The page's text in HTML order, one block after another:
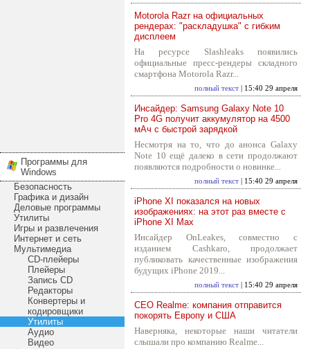
Программы для
Windows
Безопасность
Графика и дизайн
Деловые программы
Утилиты
Игры и развлечения
Интернет и сеть
Мультимедиа
CD-плейеры
Плейеры
Запись CD
Редакторы
Конвертеры и
кодировщики
Утилиты
Аудио
Видео
Motorola Razr на официальных
рендерах: "раскладушка" с гибким
дисплеем
На ресурсе Slashleaks появились
официальные пресс-рендеры складного
смартфона Motorola Razr...
полный текст | 15:40 29 апреля
Инсайдер: Samsung Galaxy Note 10
Pro 4G получит аккумулятор на 4500
мАч с быстрой зарядкой
Несмотря на то, что до анонса Galaxy
Note 10 ещё далеко в сети продолжают
появляются подробности о новинке...
полный текст | 15:40 29 апреля
iPhone XI показался на новых
изображениях: на этот раз вместе с
iPhone XI Max
Инсайдер OnLeakes, совместно с
изданием Cashkaro, продолжает
публиковать качественные изображения
будущих iPhone 2019...
полный текст | 15:40 29 апреля
CEO Realme: компания отправится
покорять Европу и США
Наверняка, некоторые наши читатели
слышали про компанию Realme...